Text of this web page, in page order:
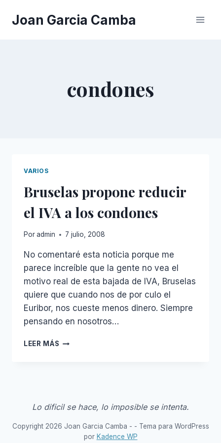
Joan Garcia Camba
condones
VARIOS
Bruselas propone reducir
el IVA a los condones
Poradmin 7 julio, 2008
No comentaré esta noticia porque me
parece increíble que la gente no vea el
motivo real de esta bajada de IVA, Bruselas
quiere que cuando nos de por culo el
Euribor, nos cueste menos dinero. Siempre
pensando en nosotros…
LEER MÁS BRUSELAS
LOS
CONDONES
Lo dificil se hace, lo imposible se intenta.
Copyright 2026 Joan Garcia Camba - - Tema para WordPress
por Kadence WP